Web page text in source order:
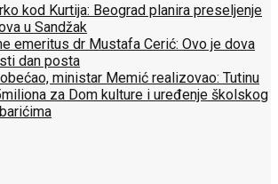
kod Kurtija: Beograd planira preseljenje
u Sandžak
emeritus dr Mustafa Cerić: Ovo je dova
dan posta
ministar Memić realizovao: Tutinu
za Dom kulture i uređenje školskog